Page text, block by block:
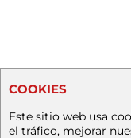
COOKIES
Este sitio web usa
el tráfico, mejorar